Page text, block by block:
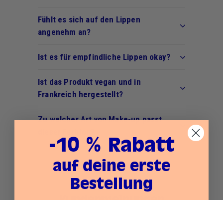
Fühlt es sich auf den Lippen
angenehm an?
Ist es für empfindliche Lippen okay?
Ist das Produkt vegan und in
Frankreich hergestellt?
Zu welcher Art von Make-up passt
-10 % Rabatt
auf deine erste
Bestellung